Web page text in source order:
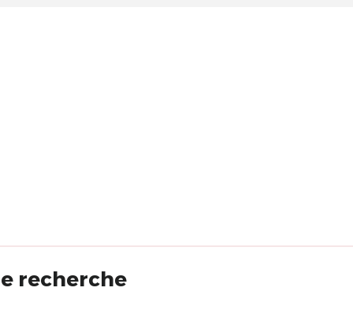
recherche